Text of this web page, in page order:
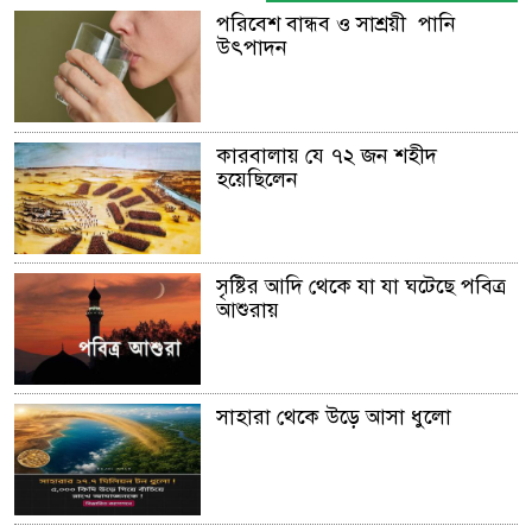
পরিবেশ বান্ধব ও সাশ্রয়ী পানি
উৎপাদন
কারবালায় যে ৭২ জন শহীদ
হয়েছিলেন
সৃষ্টির আদি থেকে যা যা ঘটেছে পবিত্র
আশুরায়
সাহারা থেকে উড়ে আসা ধুলো